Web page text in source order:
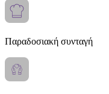
Παραδοσιακή συνταγή